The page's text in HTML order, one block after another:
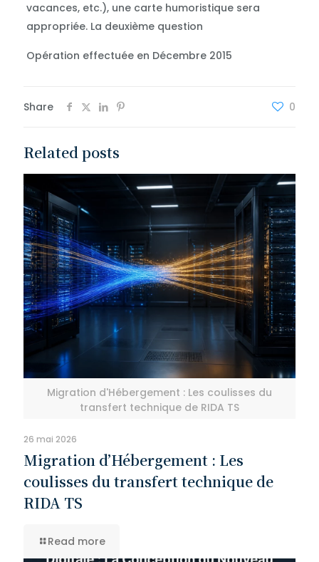
vacances, etc.), une carte humoristique sera
appropriée. La deuxième question
Opération effectuée en Décembre 2015
Share 0
Related posts
Migration d'Hébergement : Les coulisses du
transfert technique de RIDA TS
26 mai 2026
Migration d’Hébergement : Les
coulisses du transfert technique de
RIDA TS
Read more